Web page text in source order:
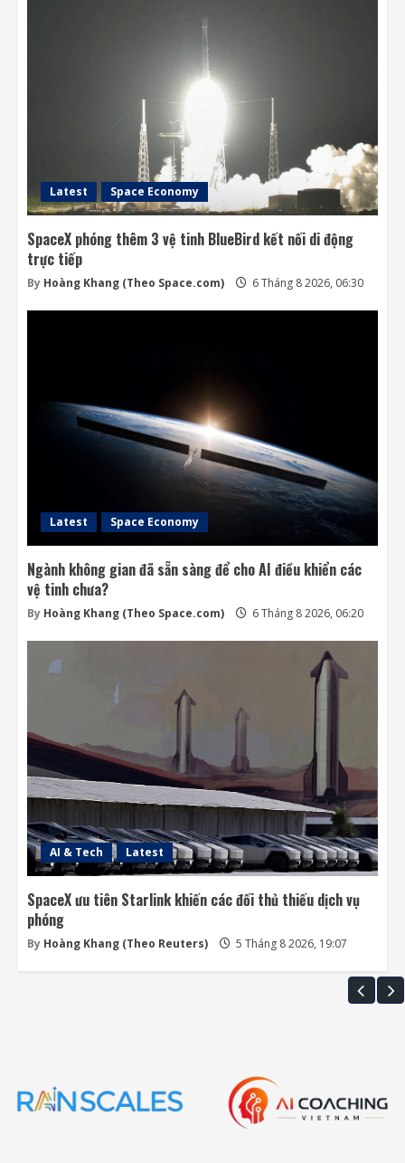
Latest Space Economy
SpaceX phóng thêm 3 vệ tinh BlueBird kết nối di động
trực tiếp
By Hoàng Khang (Theo Space.com) 6 Tháng 8 2026, 06:30
Latest Space Economy
Ngành không gian đã sẵn sàng để cho AI điều khiển các
vệ tinh chưa?
By Hoàng Khang (Theo Space.com) 6 Tháng 8 2026, 06:20
AI & Tech Latest
SpaceX ưu tiên Starlink khiến các đối thủ thiếu dịch vụ
phóng
By Hoàng Khang (Theo Reuters) 5 Tháng 8 2026, 19:07